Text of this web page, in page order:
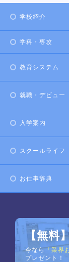
学校紹介
学科・専攻
教育システム
就職・デビュー
入学案内
スクールライフ
お仕事辞典
【無料
今なら「業界
プレゼント！